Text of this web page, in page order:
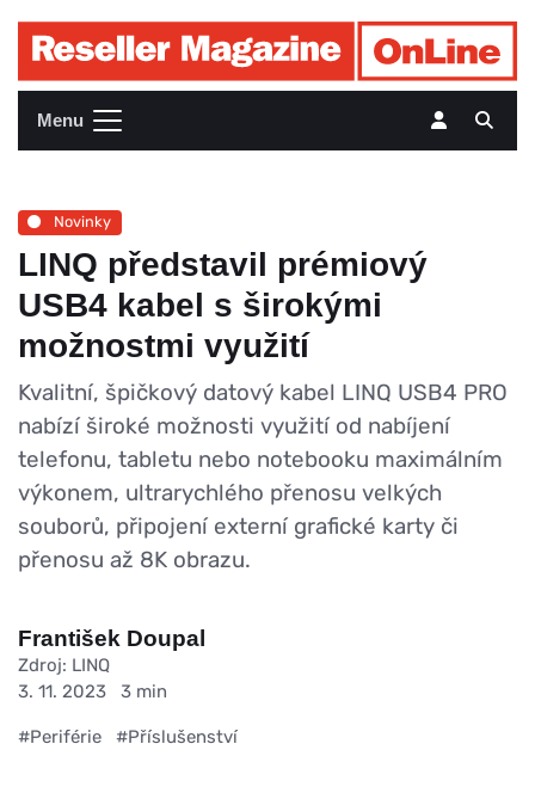
Menu
Novinky
LINQ představil prémiový
USB4 kabel s širokými
možnostmi využití
Kvalitní, špičkový datový kabel LINQ USB4 PRO
nabízí široké možnosti využití od nabíjení
telefonu, tabletu nebo notebooku maximálním
výkonem, ultrarychlého přenosu velkých
souborů, připojení externí grafické karty či
přenosu až 8K obrazu.
František Doupal
Zdroj: LINQ
3. 11. 2023
3 min
#Periférie #Příslušenství